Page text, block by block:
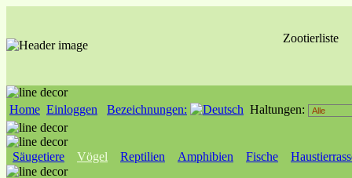
Zootierliste
Home Einloggen Bezeichnungen: Haltungen:
Säugetiere Vögel Reptilien Amphibien Fische